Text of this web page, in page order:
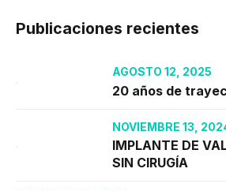
Publicaciones recientes
AGOSTO 12, 2025
20 años de
NOVIEMBRE 13,
IMPLANTE DE
SIN CIRUGÍA